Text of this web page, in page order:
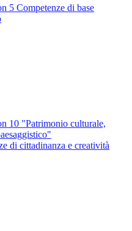
5 Competenze di base
10 "Patrimonio culturale,
di cittadinanza e creatività